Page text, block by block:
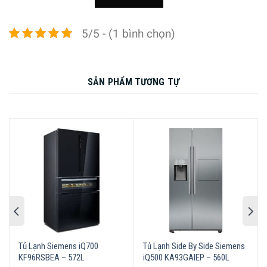
0°C bảo quản thịt cá tươi sống
trái cây & rau củ quả HyperFresh
ứng dụng Home Connect
VarioZone
– Làm lạnh nhanh Super Cooling
– Làm đông nhanh Super freeze
– Chế độ tiết kiệm điện năng EcoMode
– Cửa tủ phủ lớp chống bám vân tay
– Bảng điều khiển bên ngoài
– Vòi lấy nước ngoài dung tích bình
– Tích hợp bánh xe vận chuyển dễ
dàng
– Chế độ ngày lễ Sabbath
– Chế độ kỳ nghỉ Holiday
5/5 - (1 bình chọn)
SẢN PHẨM TƯƠNG TỰ
Tủ Lạnh Siemens iQ700
KF96RSBEA – 572L
Tủ Lạnh Side By Side Siemens
iQ500 KA93GAIEP – 560L